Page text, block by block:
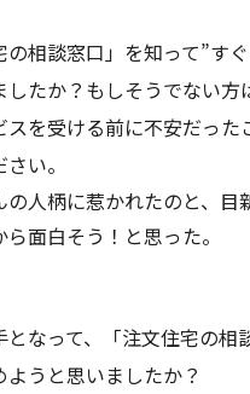
の相談窓口」を知って”す
したか？もしそうでない方
スを受ける前に不安だった
い。
の人柄に惹かれたのと、目
面白そう！と思った。
となって、「注文住宅の相
ようと思いましたか？